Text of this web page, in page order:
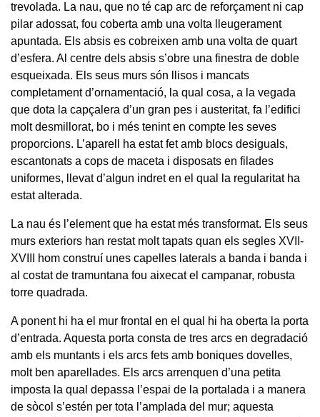
trevolada. La nau, que no té cap arc de reforçament ni cap
pilar adossat, fou coberta amb una volta lleugerament
apuntada. Els absis es cobreixen amb una volta de quart
d’esfera. Al centre dels absis s’obre una finestra de doble
esqueixada. Els seus murs són llisos i mancats
completament d’ornamentació, la qual cosa, a la vegada
que dota la capçalera d’un gran pes i austeritat, fa l’edifici
molt desmillorat, bo i més tenint en compte les seves
proporcions. L’aparell ha estat fet amb blocs desiguals,
escantonats a cops de maceta i disposats en filades
uniformes, llevat d’algun indret en el qual la regularitat ha
estat alterada.
La nau és l’element que ha estat més transformat. Els seus
murs exteriors han restat molt tapats quan els segles XVII-
XVIII hom construí unes capelles laterals a banda i banda i
al costat de tramuntana fou aixecat el campanar, robusta
torre quadrada.
A ponent hi ha el mur frontal en el qual hi ha oberta la porta
d’entrada. Aquesta porta consta de tres arcs en degradació
amb els muntants i els arcs fets amb boniques dovelles,
molt ben aparellades. Els arcs arrenquen d’una petita
imposta la qual depassa l’espai de la portalada i a manera
de sòcol s’estén per tota l’amplada del mur; aquesta